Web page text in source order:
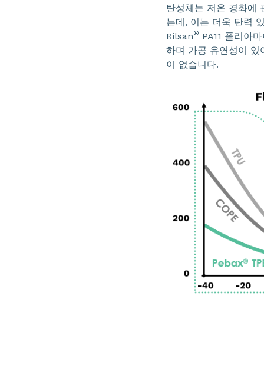
탄성체는 저온 경화에
는데, 이는 더욱 탄력
Rilsan® PA11 폴리아
하며 가공 유연성이 있
이 없습니다.